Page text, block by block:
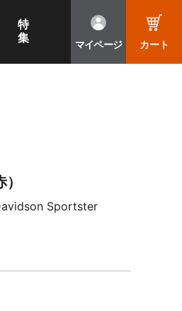
特
集
マイページ カート
Sportster